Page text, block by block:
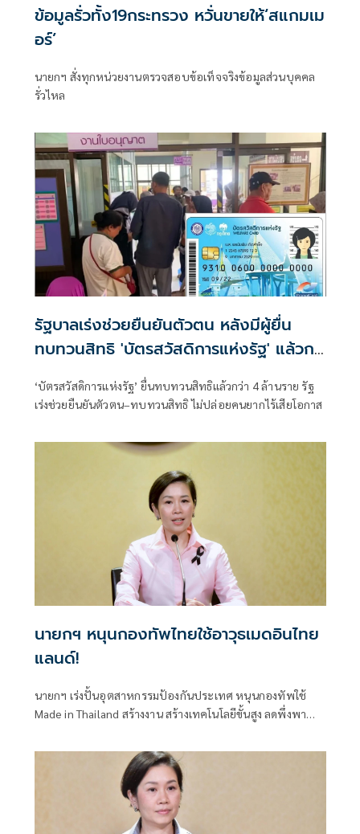
ข้อมูลรั่วทั้ง19กระทรวง หวั่นขายให้‘สแกมเม
อร์’
นายกฯ สั่งทุกหน่วยงานตรวจสอบข้อเท็จจริงข้อมูลส่วนบุคคล
รั่วไหล
รัฐบาลเร่งช่วยยืนยันตัวตน หลังมีผู้ยื่น
ทบทวนสิทธิ 'บัตรสวัสดิการแห่งรัฐ' แล้วก
‘บัตรสวัสดิการแห่งรัฐ’ ยื่นทบทวนสิทธิแล้วกว่า 4 ล้านราย รัฐ
เร่งช่วยยืนยันตัวตน–ทบทวนสิทธิ ไม่ปล่อยคนยากไร้เสียโอกาส
นายกฯ หนุนกองทัพไทยใช้อาวุธเมดอินไทย
แลนด์!
นายกฯ เร่งปั้นอุตสาหกรรมป้องกันประเทศ หนุนกองทัพใช้
Made in Thailand สร้างงาน สร้างเทคโนโลยีขั้นสูง ลดพึ่งพา